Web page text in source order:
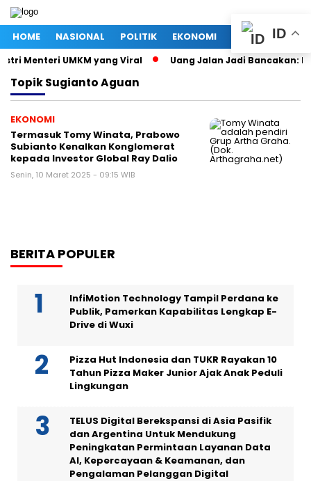
HOME NASIONAL POLITIK EKONOMI MEGAPOLITAN
Menteri UMKM yang Viral Uang Jalan Jadi Bancakan:
TopikSugianto Aguan
EKONOMI
Termasuk Tomy Winata, Prabowo
Subianto Kenalkan Konglomerat
kepada Investor Global Ray Dalio
Senin, 10 Maret 2025 - 09:15 WIB
BERITA POPULER
InfiMotion Technology Tampil Perdana ke
Publik, Pamerkan Kapabilitas Lengkap E-
Drive di Wuxi
Pizza Hut Indonesia dan TUKR Rayakan 10
Tahun Pizza Maker Junior Ajak Anak Peduli
Lingkungan
TELUS Digital Berekspansi di Asia Pasifik
dan Argentina Untuk Mendukung
Peningkatan Permintaan Layanan Data
AI, Kepercayaan & Keamanan, dan
Pengalaman Pelanggan Digital
ID